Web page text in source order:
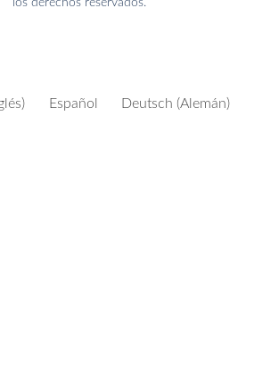
los derechos reservados.
) Español Deutsch (Alemán)